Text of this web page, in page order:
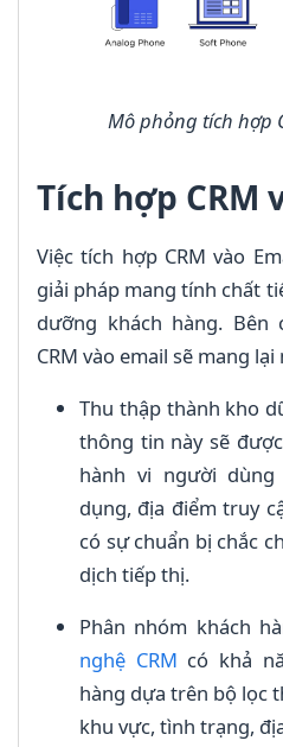
Mô phỏng tích hợp
Tích hợp CRM
Việc tích hợp CRM vào
giải pháp mang tính chất
dưỡng khách hàng. Bên
CRM vào email sẽ mang
Thu thập thành kho
thông tin này sẽ
hành vi người
dụng, địa điểm truy
có sự chuẩn bị chắc
dịch tiếp thị.
Phân nhóm khách
nghệ CRM có khả
hàng dựa trên bộ lọc
khu vực, tình trạng,